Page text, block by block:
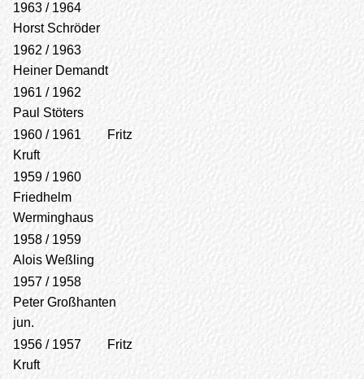
1963 / 1964
Horst Schröder
1962 / 1963
Heiner Demandt
1961 / 1962
Paul Stöters
1960 / 1961 Fritz
Kruft
1959 / 1960
Friedhelm
Werminghaus
1958 / 1959
Alois Weßling
1957 / 1958
Peter Großhanten
jun.
1956 / 1957 Fritz
Kruft